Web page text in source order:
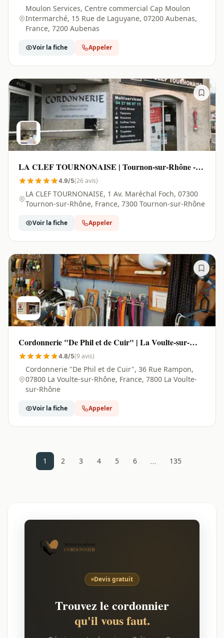
Moulon Services, Centre commercial Cap Moulon
Intermarché, 15 Rue de Laguyane, 07200 Aubenas,
France, 7200 Aubenas
Voir la fiche Appeler
LA CLEF TOURNONAISE | Tournon-sur-Rhône -
07300
4.9/5(26 avis)
LA CLEF TOURNONAISE, 1 Av. Maréchal Foch, 07300
Tournon-sur-Rhône, France, 7300 Tournon-sur-Rhône
Voir la fiche Appeler
Cordonnerie "De Phil et de Cuir" | La Voulte-sur-
Rhône - 07800
4.8/5(9 avis)
Cordonnerie "De Phil et de Cuir", 36 Rue Rampon,
07800 La Voulte-sur-Rhône, France, 7800 La Voulte-
sur-Rhône
Voir la fiche Appeler
1 2 3 4 5 6 … 135
Devis gratuit
Trouvez le cordonnier
qu'il vous faut.